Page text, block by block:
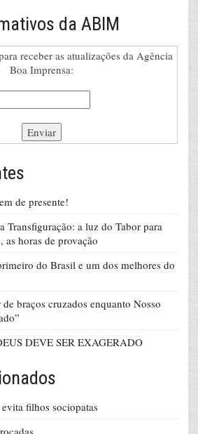
da ABIM
receber as atualizações da Agência
Boa Imprensa:
de presente!
Transfiguração: a luz do Tabor para
horas de provação
do Brasil e um dos melhores do
braços cruzados enquanto Nosso
DEVE SER EXAGERADO
filhos sociopatas